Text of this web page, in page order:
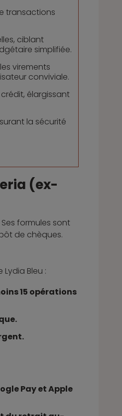
transactions
ciblant
simplifiée.
virements
conviviale.
élargissant
la sécurité
(ex-
formules sont
de chèques.
Bleu :
15 opérations
Pay et Apple